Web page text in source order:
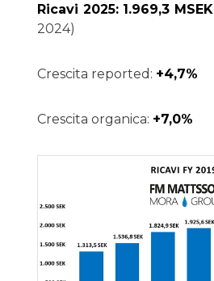
Ricavi 2025: 1.969,3 MSEK
2024)
Crescita reported: +4,7%
Crescita organica: +7,0%